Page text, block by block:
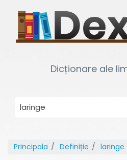
Dicționare ale
Principala Definiție laringe